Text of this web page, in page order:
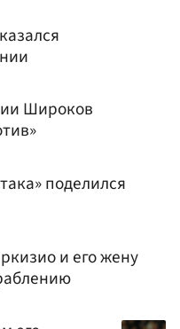
Широков
поделился
и его жену